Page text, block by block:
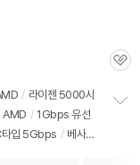
관
/ 라이젠 5000시
AMD / 1Gbps 유선
입 5Gbps / 베사